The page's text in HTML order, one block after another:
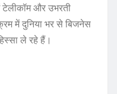
टेलीकॉम और उभरती
में दुनिया भर से बिजनेस
ले रहे हैं।